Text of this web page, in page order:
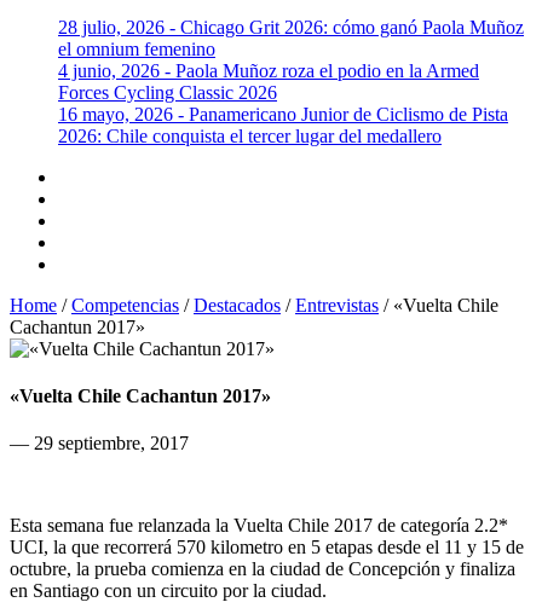
CiclismoLaboral
28 julio, 2026 - Chicago Grit 2026: cómo ganó Paola Muñoz
el omnium femenino
4 junio, 2026 - Paola Muñoz roza el podio en la Armed
Forces Cycling Classic 2026
16 mayo, 2026 - Panamericano Junior de Ciclismo de Pista
2026: Chile conquista el tercer lugar del medallero
Home /Competencias /Destacados /Entrevistas / «Vuelta Chile
Cachantun 2017»
«Vuelta Chile Cachantun 2017»
— 29 septiembre, 2017
Esta semana fue relanzada la Vuelta Chile 2017 de categoría 2.2*
UCI, la que recorrerá 570 kilometro en 5 etapas desde el 11 y 15 de
octubre, la prueba comienza en la ciudad de Concepción y finaliza
en Santiago con un circuito por la ciudad.